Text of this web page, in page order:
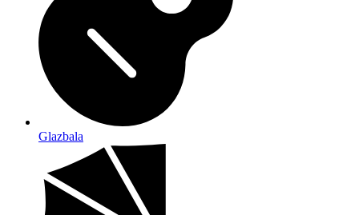
Glazbala